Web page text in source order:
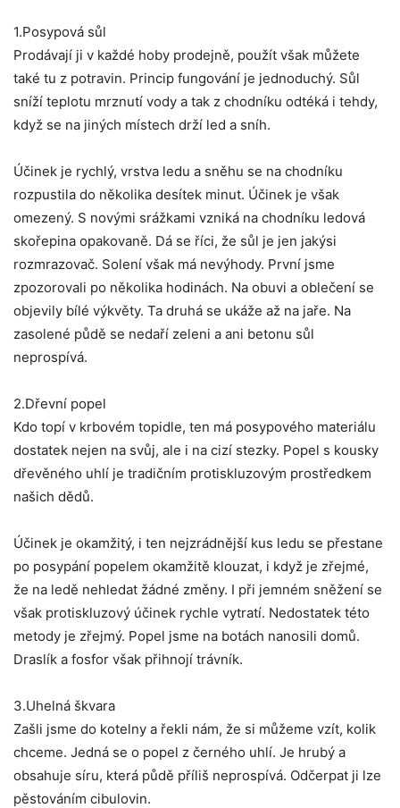
1.Posypová sůl
Prodávají ji v každé hoby prodejně, použít však můžete
také tu z potravin. Princip fungování je jednoduchý. Sůl
sníží teplotu mrznutí vody a tak z chodníku odtéká i tehdy,
když se na jiných místech drží led a sníh.
Účinek je rychlý, vrstva ledu a sněhu se na chodníku
rozpustila do několika desítek minut. Účinek je však
omezený. S novými srážkami vzniká na chodníku ledová
skořepina opakovaně. Dá se říci, že sůl je jen jakýsi
rozmrazovač. Solení však má nevýhody. První jsme
zpozorovali po několika hodinách. Na obuvi a oblečení se
objevily bílé výkvěty. Ta druhá se ukáže až na jaře. Na
zasolené půdě se nedaří zeleni a ani betonu sůl
neprospívá.
2.Dřevní popel
Kdo topí v krbovém topidle, ten má posypového materiálu
dostatek nejen na svůj, ale i na cizí stezky. Popel s kousky
dřevěného uhlí je tradičním protiskluzovým prostředkem
našich dědů.
Účinek je okamžitý, i ten nejzrádnější kus ledu se přestane
po posypání popelem okamžitě klouzat, i když je zřejmé,
že na ledě nehledat žádné změny. I při jemném sněžení se
však protiskluzový účinek rychle vytratí. Nedostatek této
metody je zřejmý. Popel jsme na botách nanosili domů.
Draslík a fosfor však přihnojí trávník.
3.Uhelná škvara
Zašli jsme do kotelny a řekli nám, že si můžeme vzít, kolik
chceme. Jedná se o popel z černého uhlí. Je hrubý a
obsahuje síru, která půdě příliš neprospívá. Odčerpat ji lze
pěstováním cibulovin.